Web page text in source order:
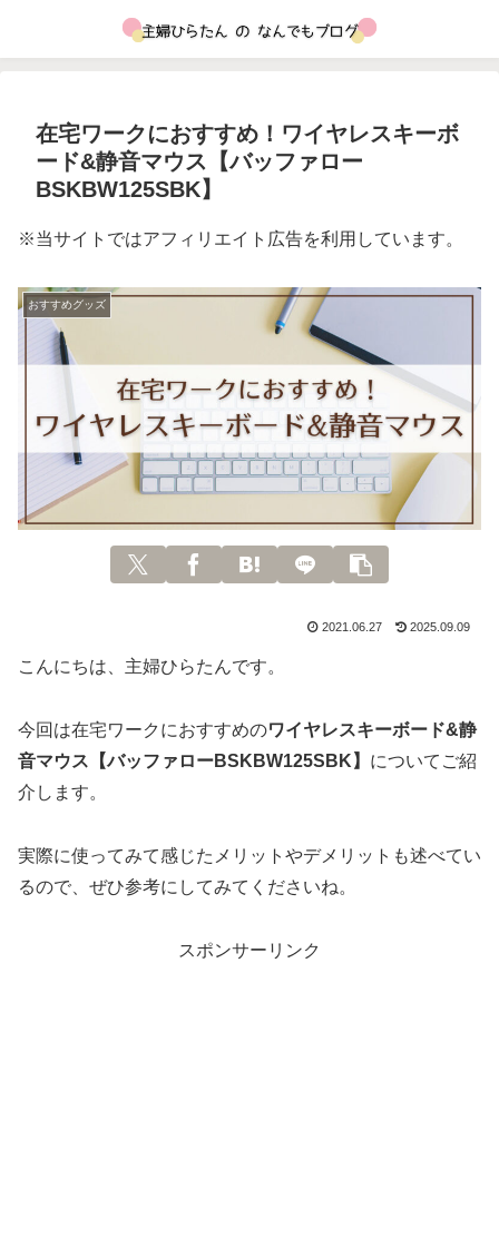
在宅ワークにおすすめ！ワイヤレスキーボ
ード&静音マウス【バッファロー
BSKBW125SBK】
※当サイトではアフィリエイト広告を利用しています。
おすすめグッズ
2021.06.27 2025.09.09
こんにちは、主婦ひらたんです。
今回は在宅ワークにおすすめのワイヤレスキーボード&静
音マウス【バッファローBSKBW125SBK】 についてご紹
介します。
実際に使ってみて感じたメリットやデメリットも述べてい
るので、ぜひ参考にしてみてくださいね。
スポンサーリンク